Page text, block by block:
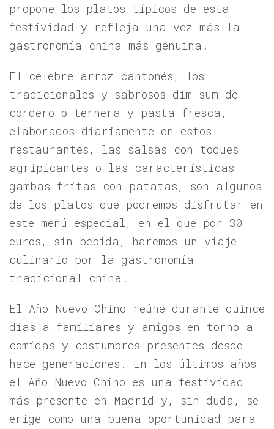
propone los platos típicos de esta
festividad y refleja una vez más la
gastronomía china más genuina.
El célebre arroz cantonés, los
tradicionales y sabrosos dim sum de
cordero o ternera y pasta fresca,
elaborados diariamente en estos
restaurantes, las salsas con toques
agripicantes o las características
gambas fritas con patatas, son algunos
de los platos que podremos disfrutar en
este menú especial, en el que por 30
euros, sin bebida, haremos un viaje
culinario por la gastronomía
tradicional china.
El Año Nuevo Chino reúne durante quince
días a familiares y amigos en torno a
comidas y costumbres presentes desde
hace generaciones. En los últimos años
el Año Nuevo Chino es una festividad
más presente en Madrid y, sin duda, se
erige como una buena oportunidad para